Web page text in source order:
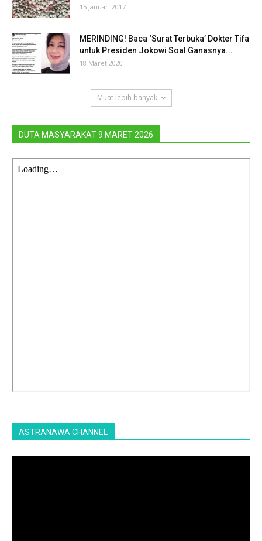
15 Januari 2017
MERINDING! Baca ‘Surat Terbuka’ Dokter Tifa
untuk Presiden Jokowi Soal Ganasnya...
18 Maret 2020
Muat lebih banyak
DUTA MASYARAKAT 9 MARET 2026
ASTRANAWA CHANNEL